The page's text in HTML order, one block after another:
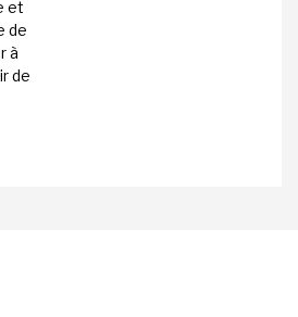
et
de
à
de